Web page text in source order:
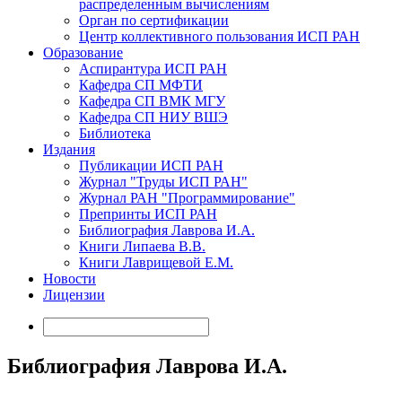
распределенным вычислениям
Орган по сертификации
Центр коллективного пользования ИСП РАН
Образование
Аспирантура ИСП РАН
Кафедра СП МФТИ
Кафедра СП ВМК МГУ
Кафедра СП НИУ ВШЭ
Библиотека
Издания
Публикации ИСП РАН
Журнал "Труды ИСП РАН"
Журнал РАН "Программирование"
Препринты ИСП РАН
Библиография Лаврова И.А.
Книги Липаева В.В.
Книги Лаврищевой Е.М.
Новости
Лицензии
Библиография Лаврова И.А.